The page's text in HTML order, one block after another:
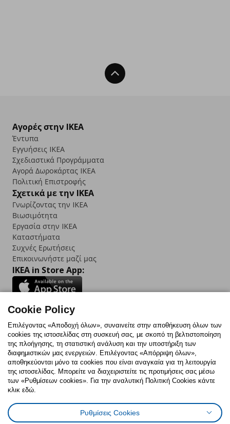
Back To Top
Αγορές στην IKEA
Έντυπα
Εγγυήσεις IKEA
Σχεδιαστικά Προγράμματα
Αγορά Δωρoκάρτας IKEA
Πολιτική Επιστροφής
Σχετικά με την IKEA
Γνωρίζοντας την IKEA
Βιωσιμότητα
Εργασία στην IKEA
Καταστήματα
Συχνές Ερωτήσεις
Επικοινωνήστε μαζί μας
IKEA in Store App:
Follow us:
FacebookInstagram
TikTokYoutubePinterestTwitter
Πολιτική CookiesΔήλωση ψηφιακής προσβασιμότητας
Ρυθμίσεις cookiesΌροι Χρήσης
Cookie Policy
Επιλέγοντας «Αποδοχή όλων», συναινείτε στην αποθήκευση όλων των
cookies της ιστοσελίδας στη συσκευή σας, με σκοπό τη βελτιστοποίηση
της πλοήγησης, τη στατιστική ανάλυση και την υποστήριξη των
διαφημιστικών μας ενεργειών. Επιλέγοντας «Απόρριψη όλων»,
αποθηκεύονται μόνο τα cookies που είναι αναγκαία για τη λειτουργία
της ιστοσελίδας. Μπορείτε να διαχειριστείτε τις προτιμήσεις σας μέσω
των «Ρυθμίσεων cookies». Για την αναλυτική Πολιτική Cookies κάντε
κλικ εδώ.
Ρυθμίσεις Cookies